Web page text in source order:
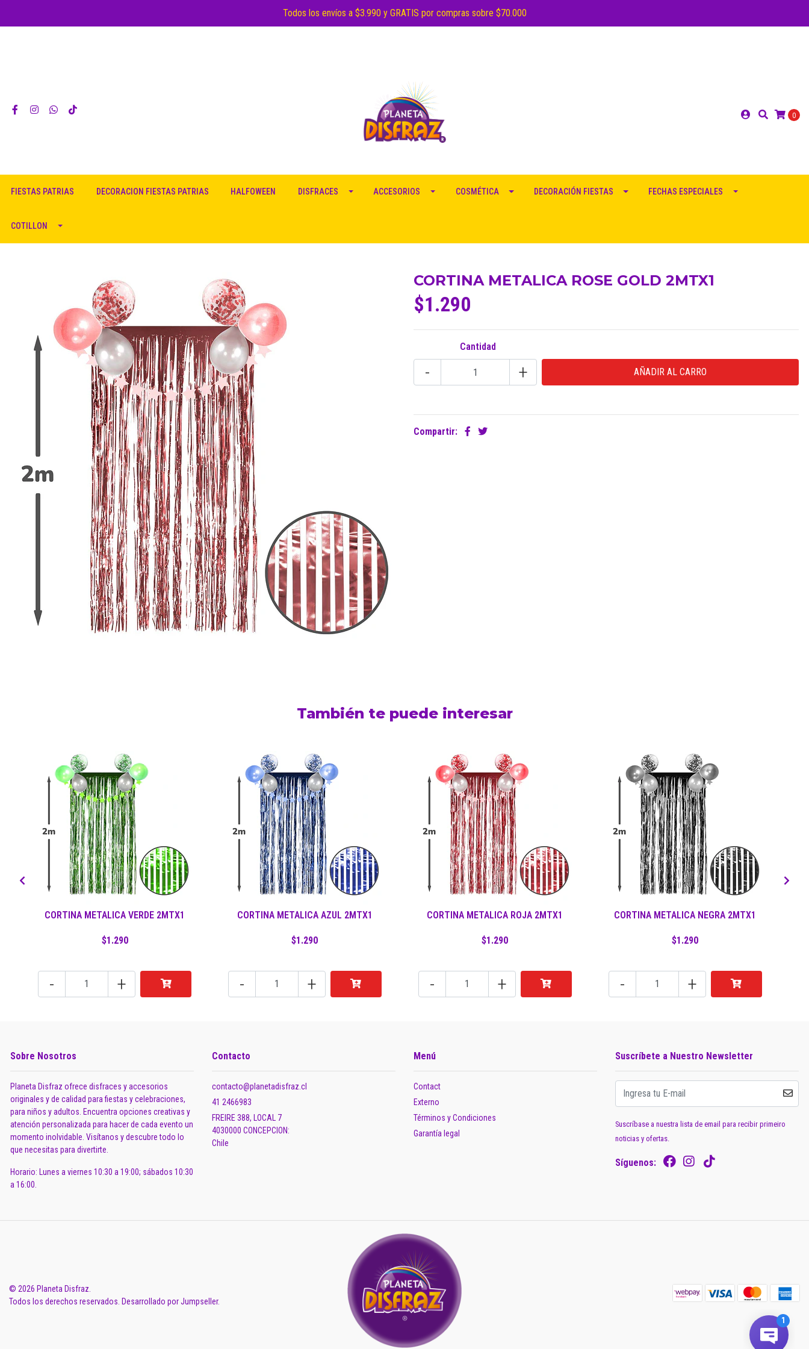
Todos los envíos a $3.990 y GRATIS por compras sobre $70.000
0
FIESTAS PATRIAS DECORACION FIESTAS PATRIAS HALFOWEEN DISFRACES ACCESORIOS COSMÉTICA DECORACIÓN FIESTAS FECHAS ESPECIALES
COTILLON
CORTINA METALICA ROSE GOLD 2MTX1
$1.290
Cantidad
- +
Compartir:
También te puede interesar
CORTINA METALICA VERDE 2MTX1
$1.290
- +
CORTINA METALICA AZUL 2MTX1
$1.290
- +
CORTINA METALICA ROJA 2MTX1
$1.290
- +
CORTINA METALICA NEGRA 2MTX1
$1.290
- +
Sobre Nosotros
Planeta Disfraz ofrece disfraces y accesorios
originales y de calidad para fiestas y celebraciones,
para niños y adultos. Encuentra opciones creativas y
atención personalizada para hacer de cada evento un
momento inolvidable. Visítanos y descubre todo lo
que necesitas para divertirte.
Horario: Lunes a viernes 10:30 a 19:00; sábados 10:30
a 16:00.
Contacto
contacto@planetadisfraz.cl
41 2466983
FREIRE 388, LOCAL 7
4030000 CONCEPCION:
Chile
Menú
Contact
Externo
Términos y Condiciones
Garantía legal
Suscríbete a Nuestro Newsletter
Suscríbase a nuestra lista de email para recibir primeiro
noticias y ofertas.
Síguenos:
© 2026 Planeta Disfraz.
Todos los derechos reservados. Desarrollado por Jumpseller.